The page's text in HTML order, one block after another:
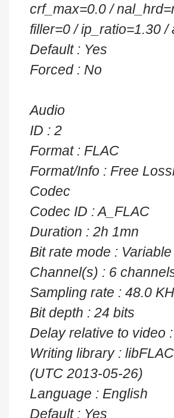
crf_max=0.0 /
filler=0 / ip_ratio=1.30 /
Default : Yes
Forced : No
Audio
ID : 2
Format : FLAC
Format/Info : Free
Codec
Codec ID : A_FLAC
Duration : 2h 1mn
Bit rate mode : Variable
Channel(s) : 6
Sampling rate : 48.0
Bit depth : 24 bits
Delay relative to video
Writing library :
(UTC 2013-05-26)
Language : English
Default : Yes